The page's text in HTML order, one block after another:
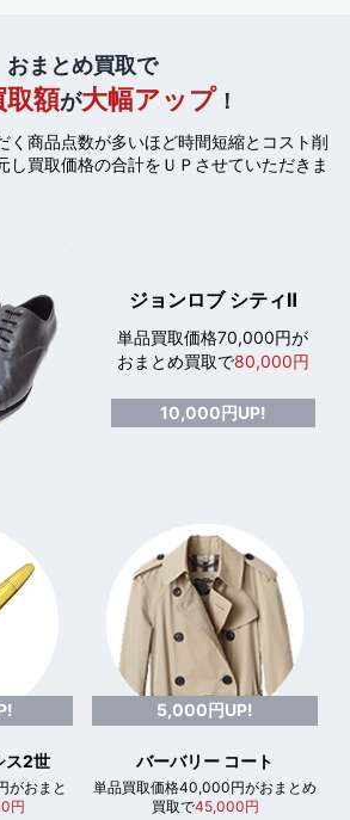
おまとめ買取で
取額が大幅アップ！
く商品点数が多いほど時間短縮とコスト削
し買取価格の合計をＵＰさせていただきま
ジョンロブ シティⅡ
単品買取価格70,000円が
おまとめ買取で80,000円
10,000円UP!
ス2世
がおまと
円
5,000円UP!
バーバリー コート
単品買取価格40,000円がおまとめ
買取で45,000円